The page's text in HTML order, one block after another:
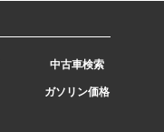
中古車検索
ガソリン価格